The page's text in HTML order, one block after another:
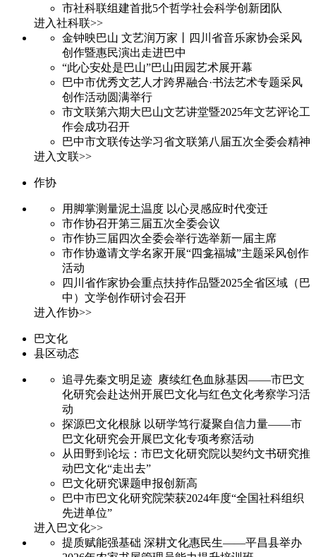
市社科联组建首批5个哲学社会科学创新团队
进入社科联>>
金钟映巴山 文艺润万家丨四川省音乐家协会采风
创作暨惠民演出走进巴中
“此心安处是巴山”巴山田园艺术展开幕
巴中市优秀文艺人才跨界融合·书法艺术专题采风
创作活动圆满举行
市文联第六期大巴山文艺讲堂暨2025年文艺评论工
作会成功召开
巴中市文联传达学习省文联第八届五次全委会精神
进入文联>>
作协
用脚掌测量泥土温度 以心灵感应时代变迁
市作协召开第三届五次全委会议
市作协三届四次全委会举行选举新一届主席
市作协邀请文学名家开展“四龛福城”主题采风创作
活动
四川省作家协会重点扶持作品暨2025全省区域（巴
中）文学创作研讨会召开
进入作协>>
巴文化
县区动态
追寻先秦文明足迹 赓续红色血脉基因——市巴文
化研究会赴达州开展巴文化与红色文化考察学习活
动
探源巴文化根脉 以研学笃行凝聚自信力量——市
巴文化研究会开展巴文化专项考察活动
从田野到论坛：市巴文化研究院以契约文书研究推
动巴文化“走出去”
巴文化研究课题申报创新高
巴中市巴文化研究院荣获2024年度“全国社科组织
先进单位”
进入巴文化>>
提质赋能强基础 深耕文化惠民生——平昌县举办